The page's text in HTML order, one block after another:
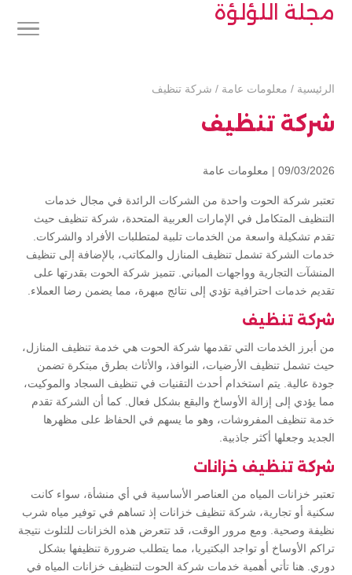
مجلة اللؤلؤة
الرئيسية / معلومات عامة / شركة تنظيف
شركة تنظيف
09/03/2026 | معلومات عامة
تعتبر شركة الحوت واحدة من الشركات الرائدة في مجال خدمات
التنظيف المتكامل في الإمارات العربية المتحدة، شركة تنظيف حيث
تقدم تشكيلة واسعة من الخدمات تلبية لمتطلبات الأفراد والشركات.
خدمات الشركة تشمل تنظيف المنازل والمكاتب، بالإضافة إلى تنظيف
المنشآت التجارية وواجهات المباني. تتميز شركة الحوت بقدرتها على
تقديم خدمات احترافية تؤدي إلى نتائج مبهرة، مما يضمن رضا العملاء.
شركة تنظيف
من أبرز الخدمات التي تقدمها شركة الحوت هي خدمة تنظيف المنازل،
حيث تشمل تنظيف الأرضيات، النوافذ، والأثاث بطرق مبتكرة تضمن
جودة عالية. يتم استخدام أحدث التقنيات في تنظيف السجاد والموكيت،
مما يؤدي إلى إزالة الأوساخ والبقع بشكل فعال. كما أن الشركة تقدم
خدمة تنظيف المفروشات، وهو ما يسهم في الحفاظ على مظهرها
الجديد وجعلها أكثر جاذبية.
شركة تنظيف خزانات
تعتبر خزانات المياه من العناصر الأساسية في أي منشأة، سواء كانت
سكنية أو تجارية، شركة تنظيف خزانات إذ تساهم في توفير مياه شرب
نظيفة وصحية. ومع مرور الوقت، قد تتعرض هذه الخزانات للتلوث نتيجة
تراكم الأوساخ أو تواجد البكتيريا، مما يتطلب ضرورة تنظيفها بشكل
دوري. هنا تأتي أهمية خدمات شركة الحوت لتنظيف خزانات المياه في